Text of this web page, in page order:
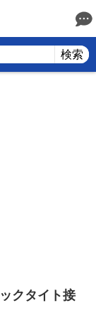
検索
クタイト接